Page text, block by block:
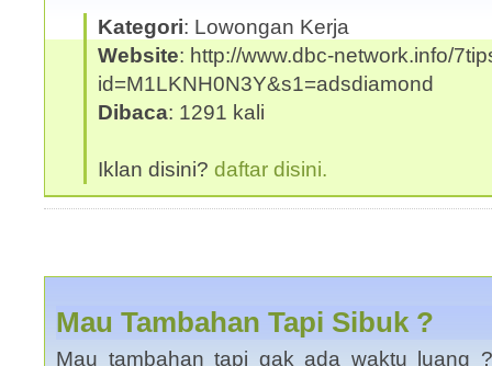
Kategori: Lowongan Kerja
Website: http://www.dbc-network.info/
id=M1LKNH0N3Y&s1=adsdiamond
Dibaca: 1291 kali
Iklan disini? daftar disini.
Mau Tambahan Tapi Sibuk ?
Mau tambahan tapi gak ada waktu luang